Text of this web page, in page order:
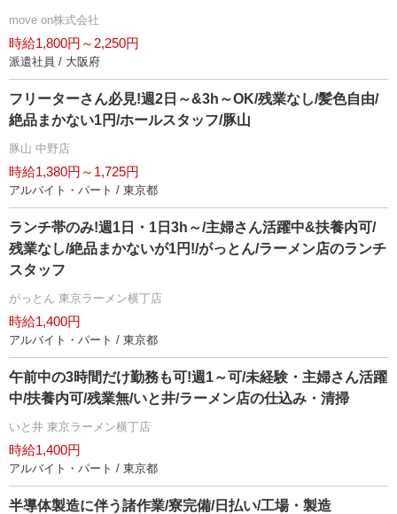
move on株式会社
時給1,800円～2,250円
派遣社員 / 大阪府
フリーターさん必見!週2日～&3h～OK/残業なし/髪色自由/
絶品まかない1円/ホールスタッフ/豚山
豚山 中野店
時給1,380円～1,725円
アルバイト・パート / 東京都
ランチ帯のみ!週1日・1日3h～/主婦さん活躍中&扶養内可/
残業なし/絶品まかないが1円!/がっとん/ラーメン店のランチ
スタッフ
がっとん 東京ラーメン横丁店
時給1,400円
アルバイト・パート / 東京都
午前中の3時間だけ勤務も可!週1～可/未経験・主婦さん活躍
中/扶養内可/残業無/いと井/ラーメン店の仕込み・清掃
いと井 東京ラーメン横丁店
時給1,400円
アルバイト・パート / 東京都
半導体製造に伴う諸作業/寮完備/日払い/工場・製造